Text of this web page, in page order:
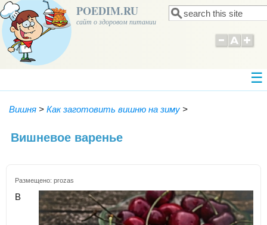
POEDIM.RU
сайт о здоровом питании Форма поиска
Поиск
Вишня > Как заготовить вишню на зиму >
Вишневое варенье
Размещено: prozas
В